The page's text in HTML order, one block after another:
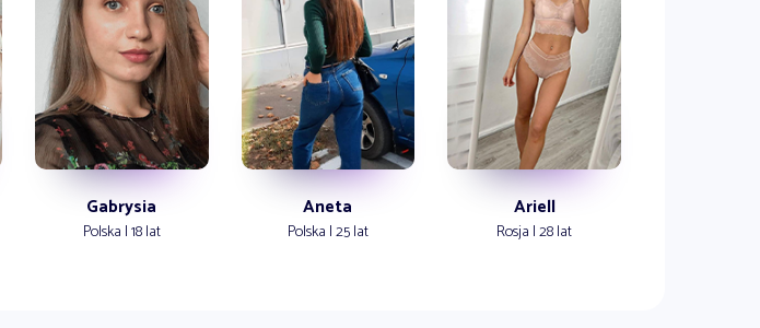
Gabrysia
Polska | 18 lat
Aneta
Polska | 25 lat
Ariell
Rosja | 28 lat